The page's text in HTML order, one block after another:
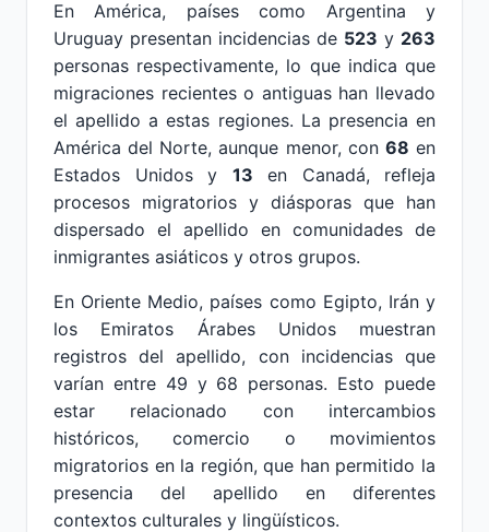
En América, países como Argentina y
Uruguay presentan incidencias de 523 y 263
personas respectivamente, lo que indica que
migraciones recientes o antiguas han llevado
el apellido a estas regiones. La presencia en
América del Norte, aunque menor, con 68 en
Estados Unidos y 13 en Canadá, refleja
procesos migratorios y diásporas que han
dispersado el apellido en comunidades de
inmigrantes asiáticos y otros grupos.
En Oriente Medio, países como Egipto, Irán y
los Emiratos Árabes Unidos muestran
registros del apellido, con incidencias que
varían entre 49 y 68 personas. Esto puede
estar relacionado con intercambios
históricos, comercio o movimientos
migratorios en la región, que han permitido la
presencia del apellido en diferentes
contextos culturales y lingüísticos.